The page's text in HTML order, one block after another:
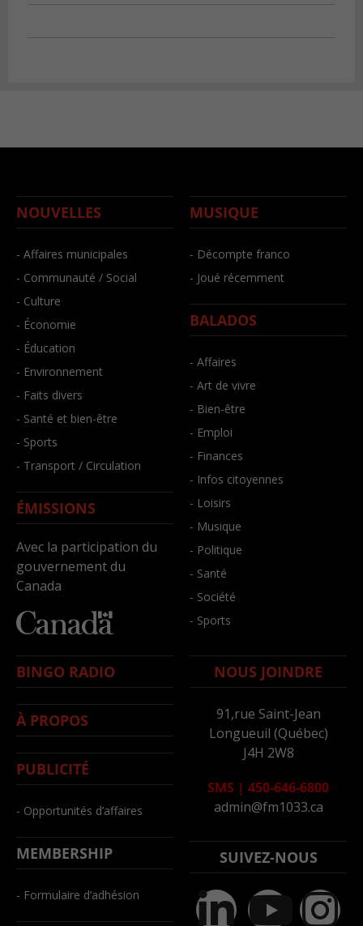
NOUVELLES
- Affaires municipales
- Communauté / Social
- Culture
- Économie
- Éducation
- Environnement
- Faits divers
- Santé et bien-être
- Sports
- Transport / Circulation
ÉMISSIONS
Avec la participation du
gouvernement du
Canada
MUSIQUE
- Décompte franco
- Joué récemment
BALADOS
- Affaires
- Art de vivre
- Bien-être
- Emploi
- Finances
- Infos citoyennes
- Loisirs
- Musique
- Politique
- Santé
- Société
- Sports
BINGO RADIO
À PROPOS
PUBLICITÉ
- Opportunités d’affaires
MEMBERSHIP
- Formulaire d’adhésion
NOUS JOINDRE
91,rue Saint-Jean
Longueuil (Québec)
J4H 2W8
SMS | 450-646-6800
admin@fm1033.ca
SUIVEZ-NOUS